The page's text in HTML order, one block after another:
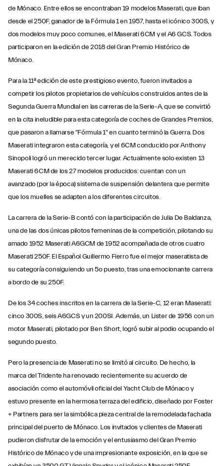
de Mónaco. Entre ellos se encontraban 19 modelos Maserati, que iban
desde el 250F, ganador de la Fórmula 1 en 1957, hasta el icónico 300S, y
dos modelos muy poco comunes, el Maserati 6CM y el A6 GCS. Todos
participaron en la edición de 2018 del Gran Premio Histórico de
Mónaco.
Para la 11ª edición de este prestigioso evento, fueron invitados a
competir los pilotos propietarios de vehículos construidos antes de la
Segunda Guerra Mundial en las carreras de la Serie-A, que se convirtió
en la cita ineludible para esta categoría de coches de Grandes Premios,
que pasaron a llamarse "Fórmula 1" en cuanto terminó la Guerra. Dos
Maserati integraron esta categoría, y el 6CM conducido por Anthony
Sinopoli logró un merecido tercer lugar. Actualmente solo existen 13
Maserati 6CM de los 27 modelos producidos: cuentan con un
avanzado (por la época) sistema de suspensión delantera que permite
que los muelles se adapten a los diferentes circuitos.
La carrera de la Serie-B contó con la participación de Julia De Baldanza,
una de las dos únicas pilotos femeninas de la competición, pilotando su
amado 1952 Maserati A6GCM de 1952 acompañada de otros cuatro
Maserati 250F. El Español Guillermo Fierro fue el mejor maseratista de
su categoría consiguiendo un 5o puesto, tras una emocionante carrera
a bordo de su 250F.
De los 34 coches inscritos en la carrera de la Serie-C, 12 eran Maserati:
cinco 300S, seis A6GCS y un 200SI. Además, un Lister de 1956 con un
motor Maserati, pilotado por Ben Short, logró subir al podio ocupando el
segundo puesto.
Pero la presencia de Maserati no se limitó al circuito. De hecho, la
marca del Tridente ha renovado recientemente su acuerdo de
asociación como el automóvil oficial del Yacht Club de Mónaco y
estuvo presente en la hermosa terraza del edificio, diseñado por Foster
+ Partners para ser la simbólica pieza central de la remodelada fachada
principal del puerto de Mónaco. Los invitados y clientes de Maserati
pudieron disfrutar de la emoción y el entusiasmo del Gran Premio
Histórico de Mónaco y de una impresionante exposición, en la que se